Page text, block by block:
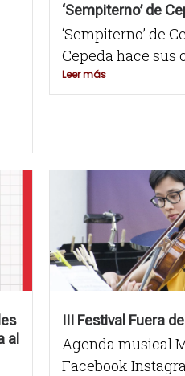
‘Sempiterno’ de
‘Sempiterno’ de
Cepeda hace sus
Leer más
al
III Festival Fuera
Agenda musical
Facebook